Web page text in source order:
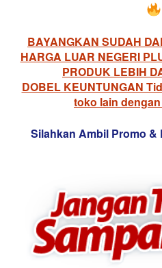
BAYANGKAN SUDAH
HARGA LUAR NEGERI
PRODUK LEBIH
DOBEL KEUNTUNGAN
toko lain
Silahkan Ambil Promo